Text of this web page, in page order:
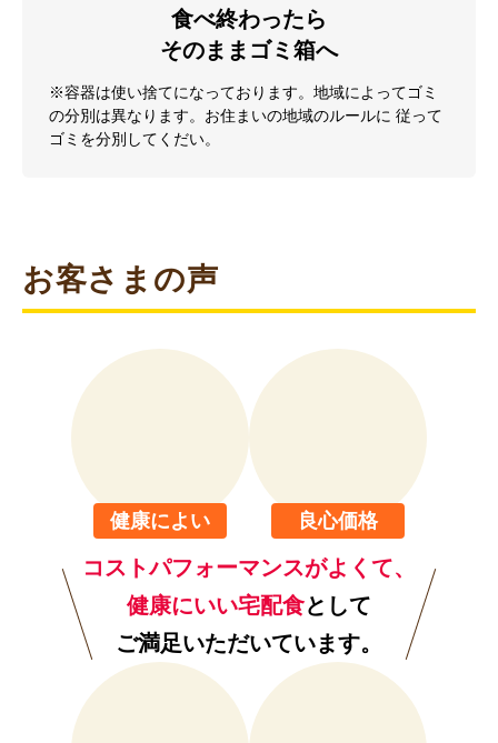
食べ終わったら
そのままゴミ箱へ
※容器は使い捨てになっております。地域によってゴミ
の分別は異なります。お住まいの地域のルールに 従って
ゴミを分別してくだい。
お客さまの声
健康によい 良心価格
コストパフォーマンスがよくて、
健康にいい宅配食として
ご満足いただいています。